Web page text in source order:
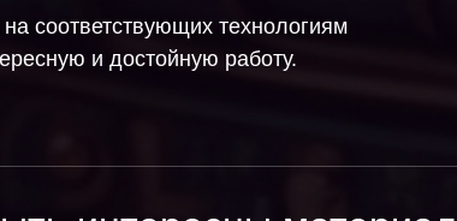
соответствующих технологиям
и достойную работу.